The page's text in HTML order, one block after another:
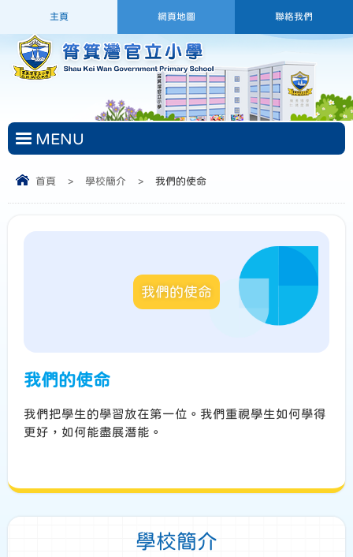
主頁 網頁地圖 聯絡我們
MENU
首頁 > 學校簡介 > 我們的使命
我們的使命
我們的使命
我們把學生的學習放在第一位。我們重視學生如何學得
更好，如何能盡展潛能。
學校簡介